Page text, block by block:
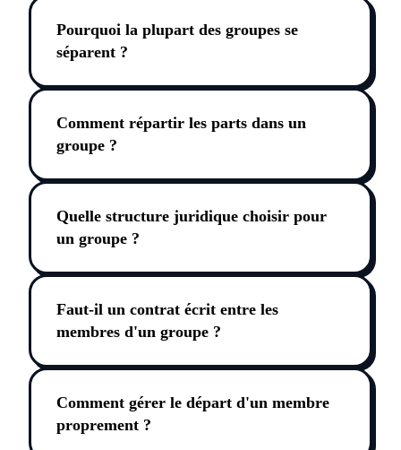
Pourquoi la plupart des groupes se
séparent ?
Comment répartir les parts dans un
groupe ?
Quelle structure juridique choisir pour
un groupe ?
Faut-il un contrat écrit entre les
membres d'un groupe ?
Comment gérer le départ d'un membre
proprement ?